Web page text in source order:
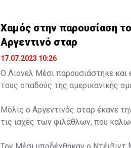
Χαμός στην παρουσίαση
Αργεντινό σταρ
17.07.2023 10:26
Ο Λιονέλ Μέσι παρουσιάστηκε
τους οπαδούς της αμερικανικής
Μόλις ο Αργεντινός σταρ έκανε
τις ιαχές των φιλάθλων, που
Τον Μέσι υποδέχθηκαν ο Ντέιβιντ